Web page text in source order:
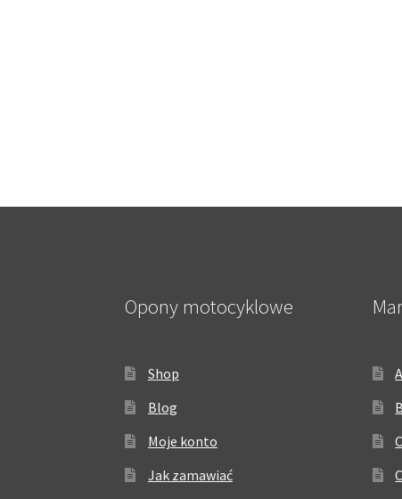
Opony motocyklowe
Shop
Blog
Moje konto
Jak zamawiać